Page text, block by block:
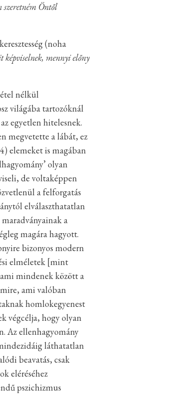
Öntől
(noha
mennyi előny
nélkül
világába tartozóknál
egyetlen hitelesnek.
megvetette a lábát, ez
elemeket is magában
olyan
de voltaképpen
a felforgatás
elválaszthatatlan
a
magára hagyott.
bizonyos modern
elméletek [mint
mindenek között a
ami valóban
homlokegyenest
végcélja, hogy olyan
Az ellenhagyomány
láthatatlan
beavatás, csak
eléréséhez
pszichizmus